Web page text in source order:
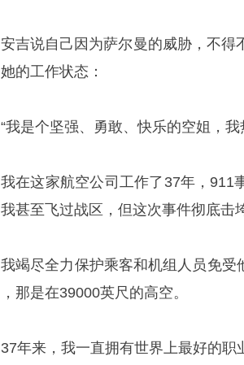
安吉说自己因为萨尔曼的威胁，不得
她的工作状态：
“我是个坚强、勇敢、快乐的空姐，
我在这家航空公司工作了37年，911
我甚至飞过战区，但这次事件彻底击
我竭尽全力保护乘客和机组人员免
，那是在39000英尺的高空。
37年来，我一直拥有世界上最好的职